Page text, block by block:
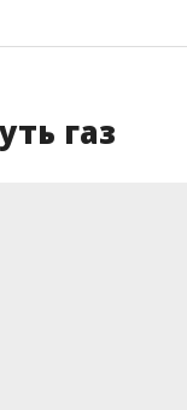
газ